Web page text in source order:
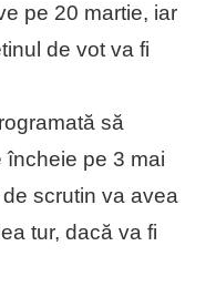
pe 20 martie, iar
de vot va fi
să
încheie pe 3 mai
scrutin va avea
tur, dacă va fi